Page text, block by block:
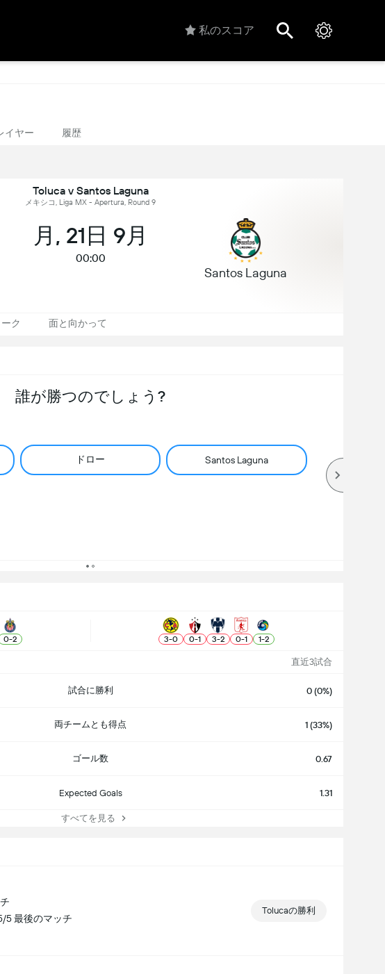
私のスコア
イヤー 履歴
Toluca v Santos Laguna
メキシコ, Liga MX - Apertura, Round 9
月, 21日 9月
00:00
Santos Laguna
ク 面と向かって
誰が勝つのでしょう?
ドロー Santos Laguna
0-2 3-0 0-1 3-2 0-1 1-2
直近3試合
試合に勝利 0 (0%)
両チームとも得点 1 (33%)
ゴール数 0.67
Expected Goals 1.31
すべてを見る
5 最後のマッチ
Tolucaの勝利